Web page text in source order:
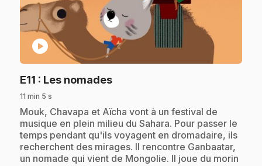
play_circle
E11 : Les nomades.
11 min 5 s
.Mouk, Chavapa et Aïcha vont à un festival de
musique en plein milieu du Sahara. Pour passer le
temps pendant qu'ils voyagent en dromadaire, ils
recherchent des mirages. Il rencontre Ganbaatar,
un nomade qui vient de Mongolie. Il joue du morin